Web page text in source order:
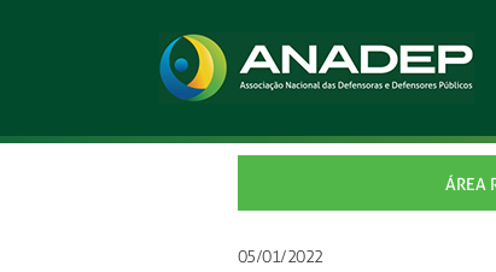
ÁREA
05/01/2022